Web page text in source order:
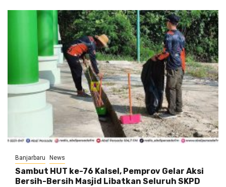
Banjarbaru News
Sambut HUT ke-76 Kalsel, Pemprov Gelar Aksi
Bersih-Bersih Masjid Libatkan Seluruh SKPD